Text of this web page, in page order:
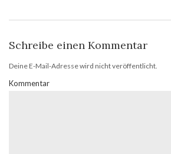
Schreibe einen Kommentar
Deine E-Mail-Adresse wird nicht veröffentlicht.
Kommentar